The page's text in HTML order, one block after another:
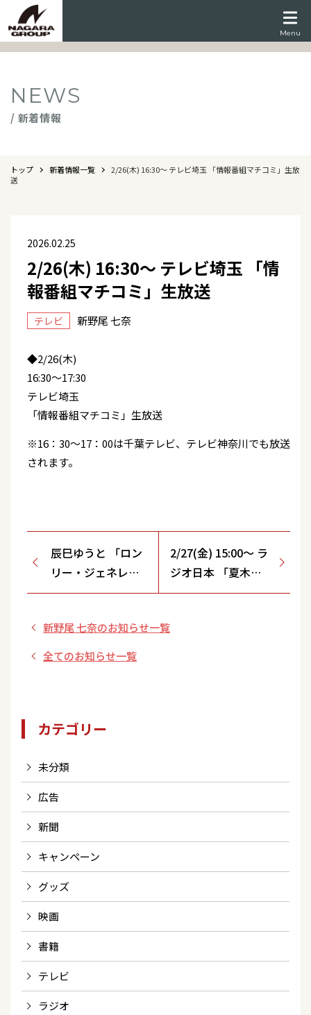
Menu
NEWS
/ 新着情報
トップ 新着情報一覧
2/26(木) 16:30～ テレビ埼玉 「情報番組マチコミ」生放
送
2026.02.25
2/26(木) 16:30～ テレビ埼玉 「情
報番組マチコミ」生放送
テレビ 新野尾 七奈
◆2/26(木)
16:30～17:30
テレビ埼玉
「情報番組マチコミ」生放送
※16：30～17：00は千葉テレビ、テレビ神奈川でも放送
されます。
辰巳ゆうと 「ロン
リー・ジェネレー
ション」応援店
2/27(金) 15:00～ ラ
ジオ日本 「夏木ゆ
たかのホッと歌謡
新野尾 七奈のお知らせ一覧
全てのお知らせ一覧
カテゴリー
未分類
広告
新聞
キャンペーン
グッズ
映画
書籍
テレビ
ラジオ